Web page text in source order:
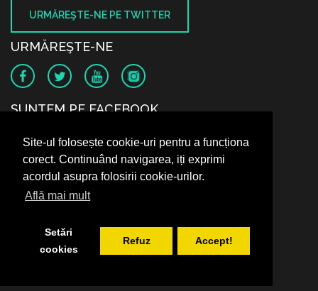
Site-ul folosește cookie-uri pentru a funcționa
corect. Continuând navigarea, iți exprimi
acordul asupra folosirii cookie-urilor.
Află mai mult
Setări
cookies
Refuz Accept!
URMĂREŞTE-NE PE TWITTER
URMĂREŞTE-NE
SUNTEM PE FACEBOOK